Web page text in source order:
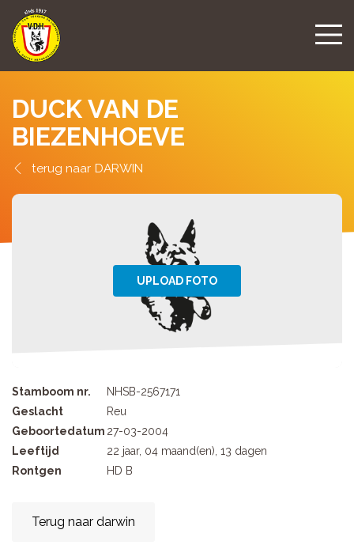
DUCK VAN DE
BIEZENHOEVE
DARWIN
Stamboom nr.
NHSB-2567171
Geslacht
Reu
Geboortedatum 27-03-2004
Leeftijd
22 jaar, 04 maand(en), 13 dagen
Rontgen
HD B
Terug naar darwin